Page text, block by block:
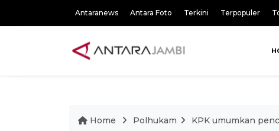
Antaranews Antara Foto Terkini Terpopuler
Home Polhukam KPK umumkan